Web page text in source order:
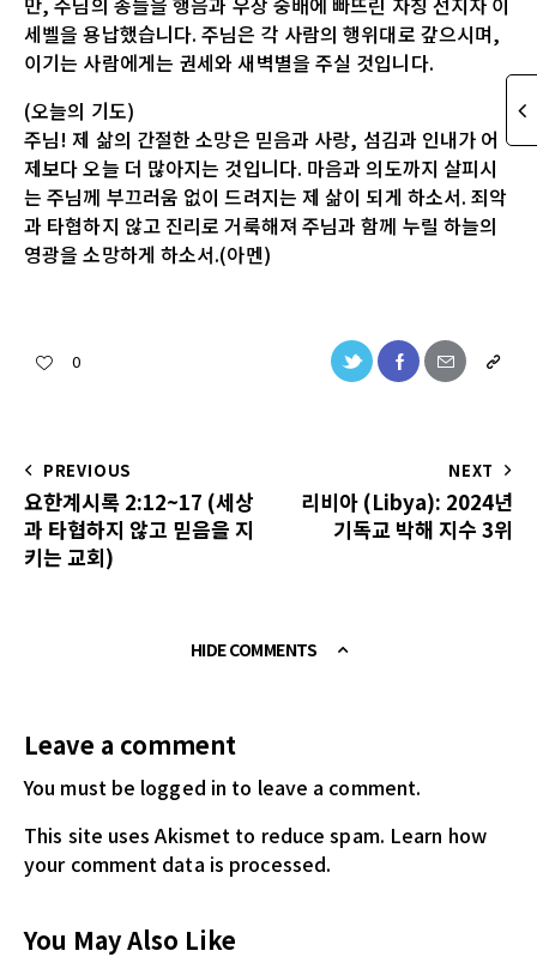
세벨을 용납했습니다. 주님은 각 사람의 행위대로 갚으시며,
이기는 사람에게는 권세와 새벽별을 주실 것입니다.
(오늘의 기도)
주님! 제 삶의 간절한 소망은 믿음과 사랑, 섬김과 인내가 어
제보다 오늘 더 많아지는 것입니다. 마음과 의도까지 살피시
는 주님께 부끄러움 없이 드려지는 제 삶이 되게 하소서. 죄악
과 타협하지 않고 진리로 거룩해져 주님과 함께 누릴 하늘의
영광을 소망하게 하소서.(아멘)
0
PREVIOUS
요한계시록 2:12~17 (세상
과 타협하지 않고 믿음을 지
키는 교회)
NEXT
리비아 (Libya): 2024년
기독교 박해 지수 3위
HIDE COMMENTS
Leave a comment
You must be logged in to leave a comment.
This site uses Akismet to reduce spam. Learn how
your comment data is processed.
You May Also Like